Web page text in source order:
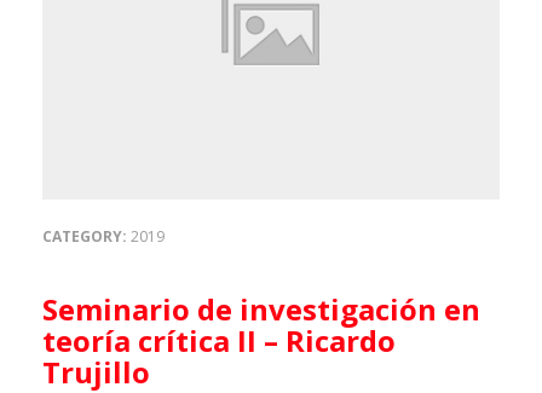
CATEGORY: 2019
Seminario de investigación en
teoría crítica II – Ricardo
Trujillo